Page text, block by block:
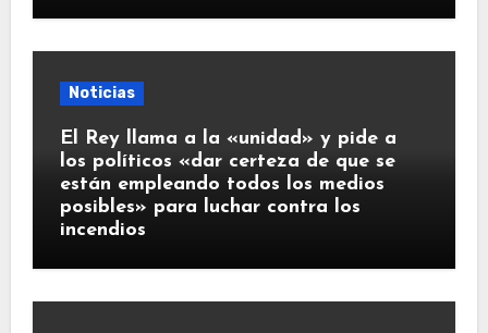
Noticias
El Rey llama a la «unidad» y pide a
los políticos «dar certeza de que se
están empleando todos los medios
posibles» para luchar contra los
incendios